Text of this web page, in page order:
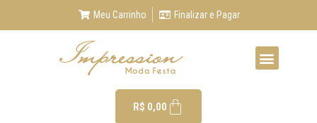
Meu Carrinho Finalizar e Pagar
R$ 0,00